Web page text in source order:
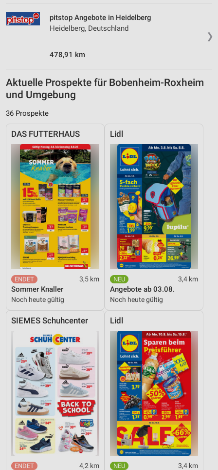
❯
pitstop Angebote in Heidelberg
Heidelberg, Deutschland
478,91 km
Aktuelle Prospekte für Bobenheim-Roxheim
und Umgebung
36 Prospekte
DAS FUTTERHAUS
3,5 km
Sommer Knaller
Noch heute gültig
Lidl
3,4 km
Angebote ab 03.08.
Noch heute gültig
SIEMES Schuhcenter
4,2 km
Lidl
3,4 km